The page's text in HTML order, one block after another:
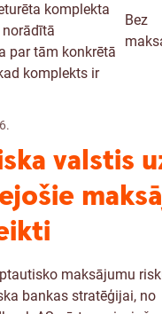
komplekta
par tām konkrētā
komplekts ir
Bez
valstis
maksājumu
bankas stratēģijai, no